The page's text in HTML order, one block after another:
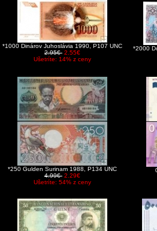
*1000 Dinárov Juhoslávia 1990, P107 UNC
2.95€ 2.55€
Ušetríte: 14% z ceny
*2000
*250 Gulden Surinam 1988, P134 UNC
4.99€ 2.29€
Ušetríte: 54% z ceny